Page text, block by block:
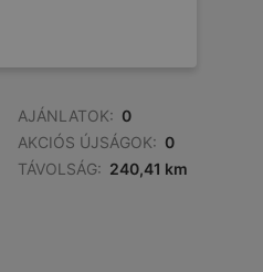
AJÁNLATOK: 0
AKCIÓS ÚJSÁGOK: 0
TÁVOLSÁG: 240,41 km